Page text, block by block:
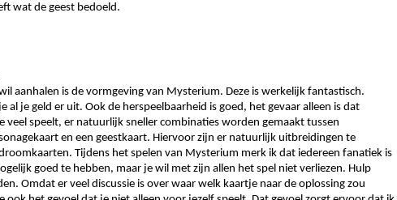
wat de geest bedoeld.
aanhalen is de vormgeving van Mysterium. Deze is werkelijk fantastisch.
al je geld er uit. Ook de herspeelbaarheid is goed, het gevaar alleen is dat
veel speelt, er natuurlijk sneller combinaties worden gemaakt tussen
en een geestkaart. Hiervoor zijn er natuurlijk uitbreidingen te
Tijdens het spelen van Mysterium merk ik dat iedereen fanatiek is
goed te hebben, maar je wil met zijn allen het spel niet verliezen. Hulp
Omdat er veel discussie is over waar welk kaartje naar de oplossing zou